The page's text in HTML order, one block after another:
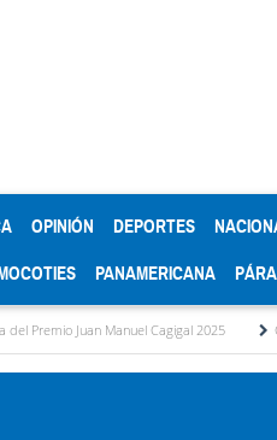
OPINIÓN DEPORTES
PANAMERICANA
Manuel Cagigal 2025 Cantv no le